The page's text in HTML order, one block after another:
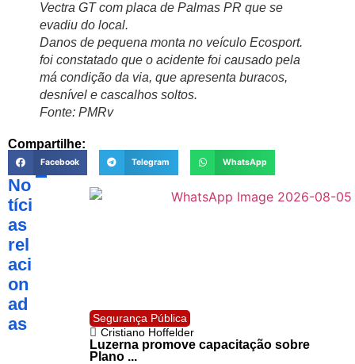
Vectra GT com placa de Palmas PR que se
evadiu do local.
Danos de pequena monta no veículo Ecosport.
foi constatado que o acidente foi causado pela
má condição da via, que apresenta buracos,
desnível e cascalhos soltos.
Fonte: PMRv
Compartilhe:
Facebook Telegram WhatsApp
No
tíci
as
rel
aci
on
ad
as
Segurança Pública
Cristiano Hoffelder
Luzerna promove capacitação sobre
Plano ...